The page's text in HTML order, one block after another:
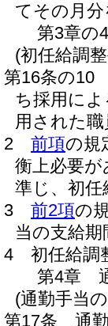
てその月
第3章の4
(初任給調
第16条の10
ち採用に
用された
2
前項の規
衡上必要
準じ、初
3
前2項の
当の支給
4
初任給調
第4章
(通勤手当
第17条
通